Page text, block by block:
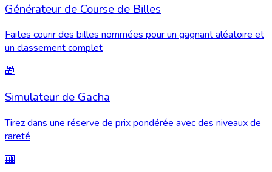
Générateur de Course de Billes
Faites courir des billes nommées pour un gagnant aléatoire et
un classement complet
🎁
Simulateur de Gacha
Tirez dans une réserve de prix pondérée avec des niveaux de
rareté
🎰